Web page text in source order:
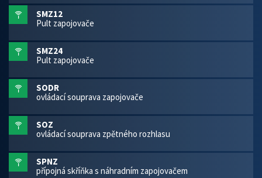
SMZ12
Pult zapojovače
SMZ24
Pult zapojovače
SODR
ovládací souprava zapojovače
SOZ
ovládací souprava zpětného rozhlasu
SPNZ
přípojná skříňka s náhradním zapojovačem